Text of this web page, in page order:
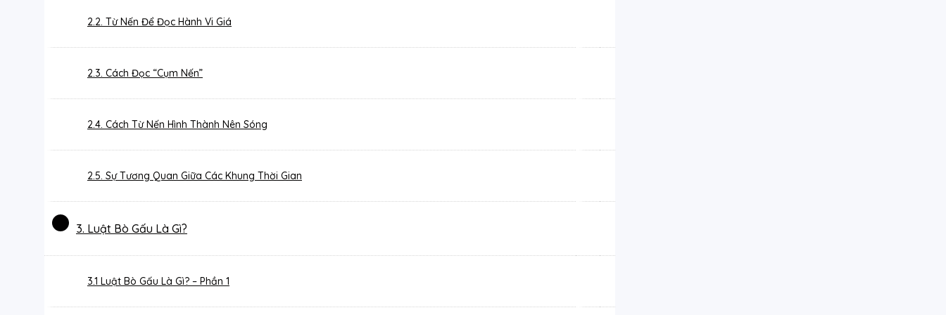
2.2. Từ Nến Để Đọc Hành Vi Giá
2.3. Cách Đọc “Cụm Nến”
2.4. Cách Từ Nến Hình Thành Nên Sóng
2.5. Sự Tương Quan Giữa Các Khung Thời Gian
3. Luật Bò Gấu Là Gì?
3.1 Luật Bò Gấu Là Gì? – Phần 1